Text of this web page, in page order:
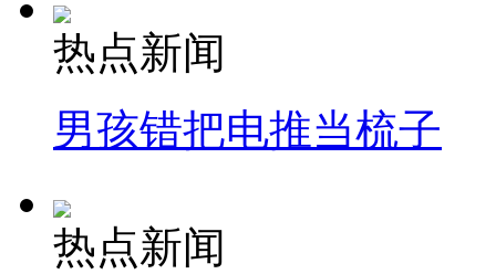
消防员救轻生者 花炮节热闹非凡
司机酒驾遇交警 急速倒车逃窜
热点新闻
男孩错把电推当梳子
热点新闻